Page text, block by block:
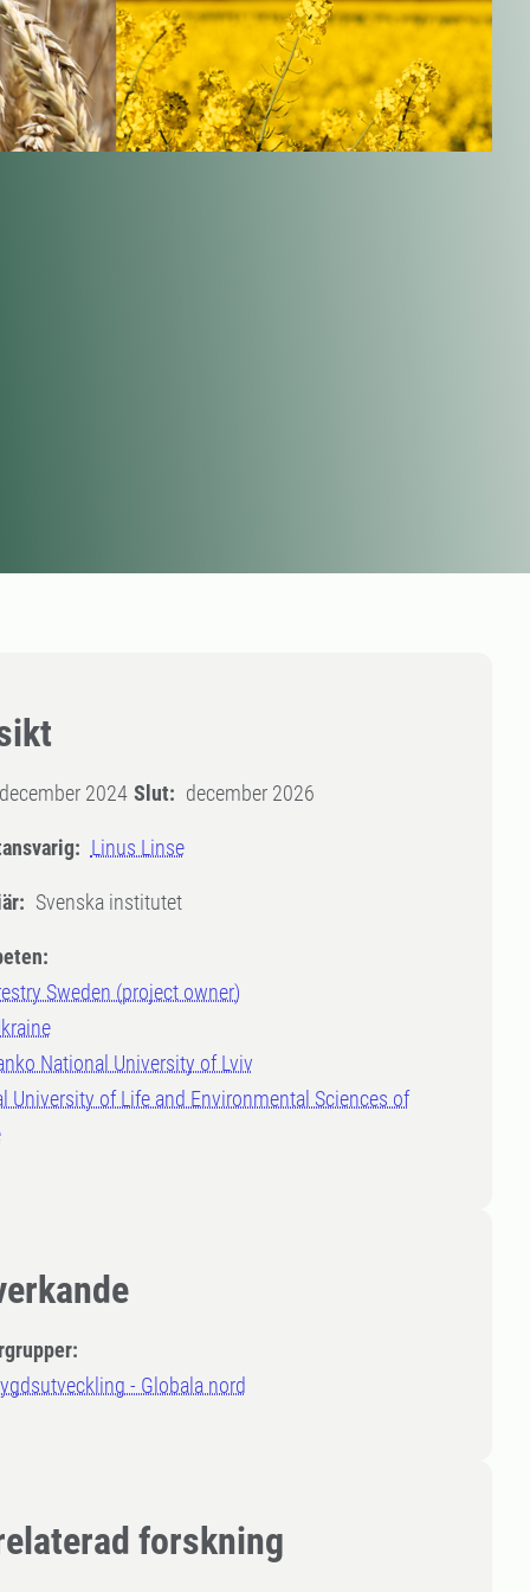
december 2024 Slut: december 2026
Linus Linse
Svenska institutet
Sweden (project owner)
National University of Lviv
University of Life and Environmental Sciences of
- Globala nord
forskning